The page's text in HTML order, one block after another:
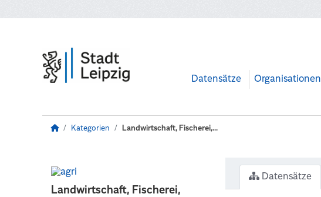
Datensätze Organisationen
Kategorien Landwirtschaft, Fischerei,...
Landwirtschaft, Fischerei,
Datensätze